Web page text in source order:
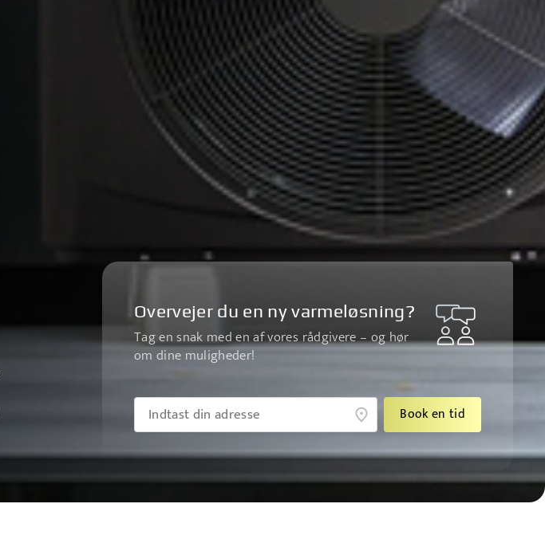
Overvejer du en ny varmeløsning?
Tag en snak med en af vores rådgivere – og hør
om dine muligheder!
Book en tid